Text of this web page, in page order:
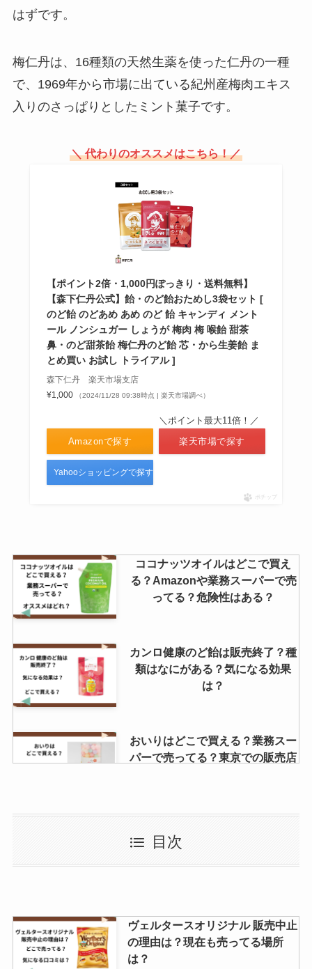
コンビニで買える？値段はいく
ルクティー販売終了の理由は？
久助 ぬれ煎餅はどこで売ってる?
カルディで売ってる？？
十万石饅頭の店舗はどこ？東京で
売ってる？通販で買える？
フィジーウォーター 販売終了はな
可能？
白バラ牛乳 どこで買える?東京で
はずです。
梅仁丹は、16種類の天然生薬を使った仁丹の一種
で、1969年から市場に出ている紀州産梅肉エキス
入りのさっぱりとしたミント菓子です。
＼ 代わりのオススメはこちら！／
【ポイント2倍・1,000円ぽっきり・送料無料】
【森下仁丹公式】飴・のど飴おためし3袋セット [
のど飴 のどあめ あめ のど 飴 キャンディ メント
ール ノンシュガー しょうが 梅肉 梅 喉飴 甜茶
鼻・のど甜茶飴 梅仁丹のど飴 芯・から生姜飴 ま
とめ買い お試し トライアル ]
森下仁丹 楽天市場支店
¥1,000
（2024/11/28 09:38時点 | 楽天市場調べ）
Amazonで探す
＼ポイント最大11倍！／
楽天市場で探す
Yahooショッピングで探す
ポチップ
ココナッツオイルはどこで買え
る？Amazonや業務スーパーで売
ってる？危険性はある？
カンロ健康のど飴は販売終了？種
類はなにがある？気になる効果
は？
おいりはどこで買える？業務スー
パーで売ってる？東京での販売店
る？セブン-イレブンで買える？
辛味チキンサイゼリヤの通販での
取扱いは？どこで買える？
Amazonで売ってる？
目次
ヴェルタースオリジナル 販売中止
の理由は？現在も売ってる場所
は？